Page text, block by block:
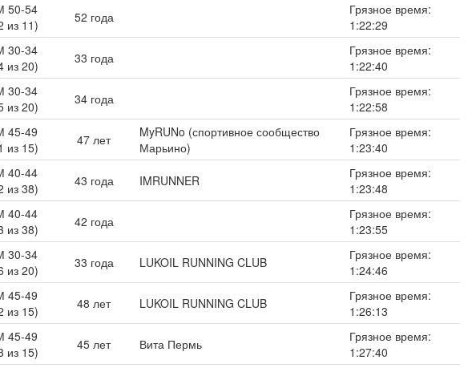
50-54
из 11)
52 года
Грязное время:
1:22:29
30-34
из 20)
33 года
Грязное время:
1:22:40
30-34
из 20)
34 года
Грязное время:
1:22:58
45-49
из 15)
47 лет
MyRUNo (спортивное сообщество
Марьино)
Грязное время:
1:23:40
40-44
из 38)
43 года IMRUNNER
Грязное время:
1:23:48
40-44
из 38)
42 года
Грязное время:
1:23:55
30-34
из 20)
33 года LUKOIL RUNNING CLUB
Грязное время:
1:24:46
45-49
из 15)
48 лет LUKOIL RUNNING CLUB
Грязное время:
1:26:13
45-49
из 15)
45 лет Вита Пермь
Грязное время:
1:27:40